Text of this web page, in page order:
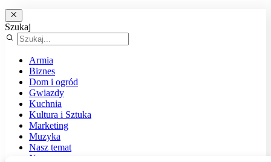
Szukaj
Armia
Biznes
Dom i ogród
Gwiazdy
Kuchnia
Kultura i Sztuka
Marketing
Muzyka
Nasz temat
News